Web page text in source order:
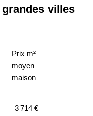
grandes villes
Prix m²
moyen
maison
3 714 €